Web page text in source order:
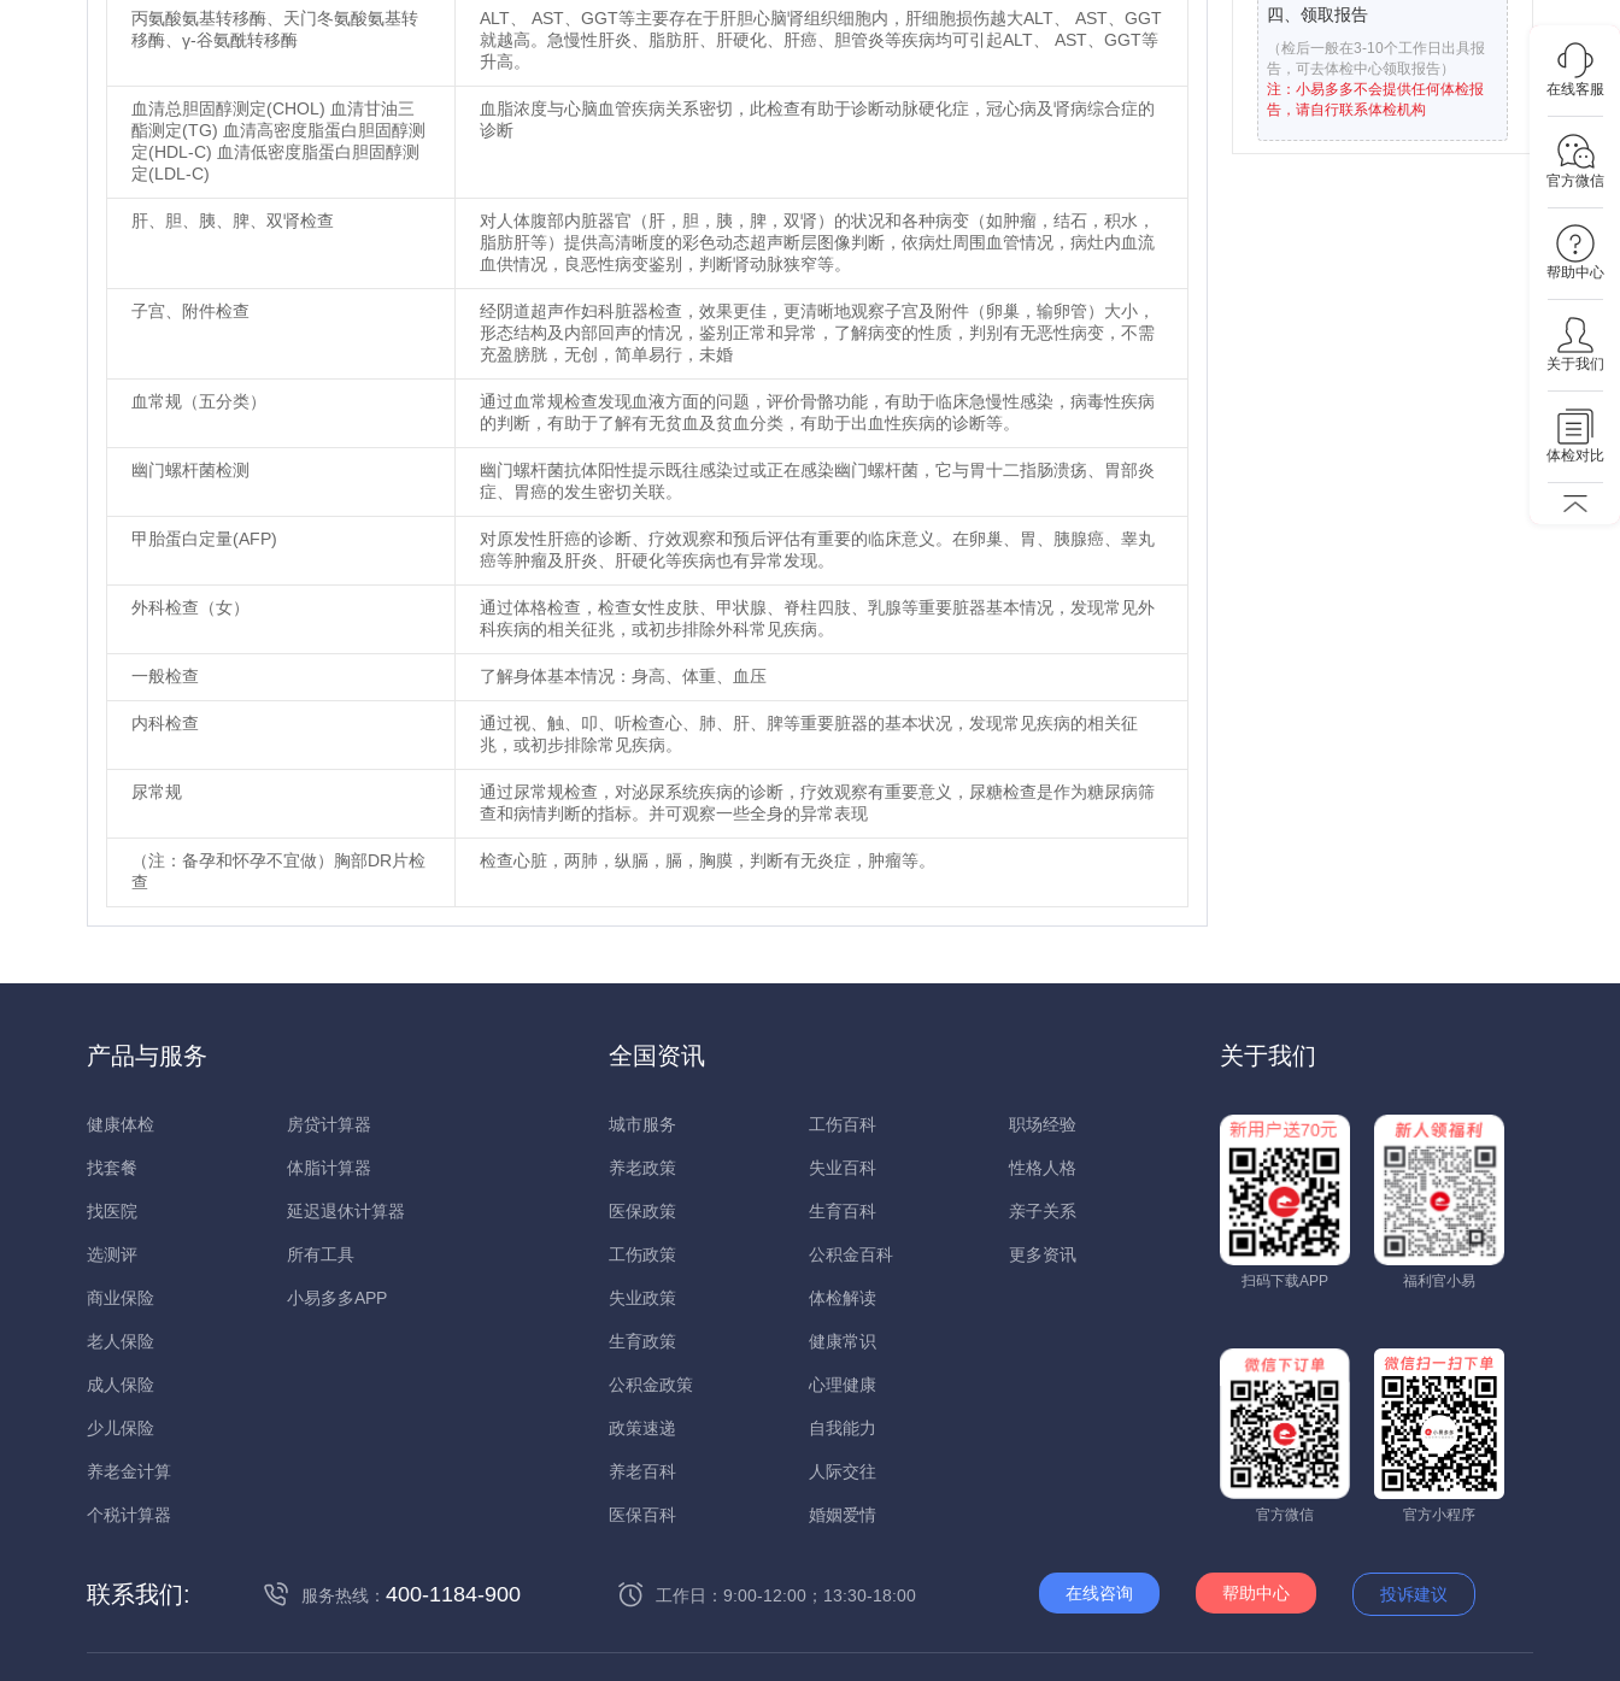
在线客服
官方微信
帮助中心
关于我们
体检对比
丙氨酸氨基转移酶、天门冬氨酸氨基转
移酶、γ-谷氨酰转移酶
ALT、 AST、GGT等主要存在于肝胆心脑肾组织细胞内，肝细胞损伤越大ALT、 AST、GGT
就越高。急慢性肝炎、脂肪肝、肝硬化、肝癌、胆管炎等疾病均可引起ALT、 AST、GGT等
升高。
血清总胆固醇测定(CHOL) 血清甘油三
酯测定(TG) 血清高密度脂蛋白胆固醇测
定(HDL-C) 血清低密度脂蛋白胆固醇测
定(LDL-C)
血脂浓度与心脑血管疾病关系密切，此检查有助于诊断动脉硬化症，冠心病及肾病综合症的
诊断
肝、胆、胰、脾、双肾检查
对人体腹部内脏器官（肝，胆，胰，脾，双肾）的状况和各种病变（如肿瘤，结石，积水，
脂肪肝等）提供高清晰度的彩色动态超声断层图像判断，依病灶周围血管情况，病灶内血流
血供情况，良恶性病变鉴别，判断肾动脉狭窄等。
子宫、附件检查
经阴道超声作妇科脏器检查，效果更佳，更清晰地观察子宫及附件（卵巢，输卵管）大小，
形态结构及内部回声的情况，鉴别正常和异常，了解病变的性质，判别有无恶性病变，不需
充盈膀胱，无创，简单易行，未婚
血常规（五分类）
通过血常规检查发现血液方面的问题，评价骨骼功能，有助于临床急慢性感染，病毒性疾病
的判断，有助于了解有无贫血及贫血分类，有助于出血性疾病的诊断等。
幽门螺杆菌检测
幽门螺杆菌抗体阳性提示既往感染过或正在感染幽门螺杆菌，它与胃十二指肠溃疡、胃部炎
症、胃癌的发生密切关联。
甲胎蛋白定量(AFP)
对原发性肝癌的诊断、疗效观察和预后评估有重要的临床意义。在卵巢、胃、胰腺癌、睾丸
癌等肿瘤及肝炎、肝硬化等疾病也有异常发现。
外科检查（女）
通过体格检查，检查女性皮肤、甲状腺、脊柱四肢、乳腺等重要脏器基本情况，发现常见外
科疾病的相关征兆，或初步排除外科常见疾病。
一般检查 了解身体基本情况：身高、体重、血压
内科检查
通过视、触、叩、听检查心、肺、肝、脾等重要脏器的基本状况，发现常见疾病的相关征
兆，或初步排除常见疾病。
尿常规
通过尿常规检查，对泌尿系统疾病的诊断，疗效观察有重要意义，尿糖检查是作为糖尿病筛
查和病情判断的指标。并可观察一些全身的异常表现
（注：备孕和怀孕不宜做）胸部DR片检
查
检查心脏，两肺，纵膈，膈，胸膜，判断有无炎症，肿瘤等。
四、领取报告
（检后一般在3-10个工作日出具报
告，可去体检中心领取报告）
注：小易多多不会提供任何体检报
告，请自行联系体检机构
产品与服务
健康体检
找套餐
找医院
选测评
商业保险
老人保险
成人保险
少儿保险
养老金计算
个税计算器
房贷计算器
体脂计算器
延迟退休计算器
所有工具
小易多多APP
全国资讯
城市服务
养老政策
医保政策
工伤政策
失业政策
生育政策
公积金政策
政策速递
养老百科
医保百科
工伤百科
失业百科
生育百科
公积金百科
体检解读
健康常识
心理健康
自我能力
人际交往
婚姻爱情
职场经验
性格人格
亲子关系
更多资讯
关于我们
扫码下载APP 福利官小易
官方微信 官方小程序
联系我们: 服务热线： 400-1184-900 工作日：9:00-12:00；13:30-18:00 在线咨询 帮助中心 投诉建议